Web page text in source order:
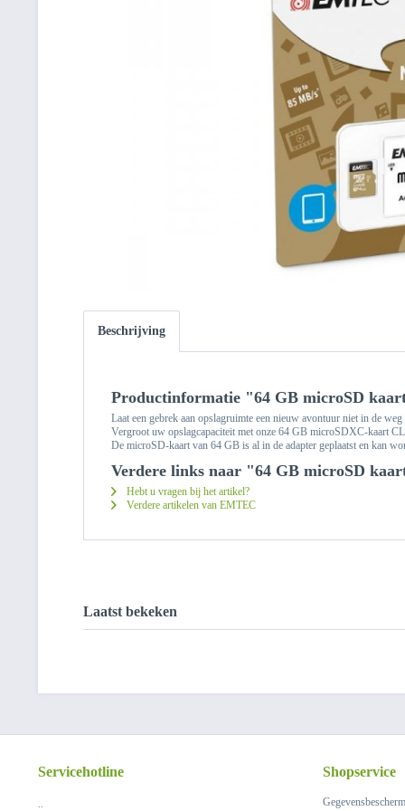
Beschrijving
Productinformatie "64 GB microSD
Laat een gebrek aan opslagruimte een nieuw avontuur niet in de weg
Vergroot uw opslagcapaciteit met onze 64 GB microSDXC-kaart
De microSD-kaart van 64 GB is al in de adapter geplaatst en kan
Verdere links naar "64 GB microSD
Hebt u vragen bij het artikel?
Verdere artikelen van EMTEC
Laatst bekeken
Servicehotline
..
Shopservice